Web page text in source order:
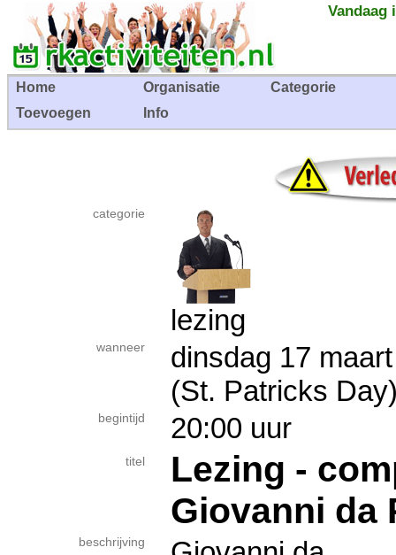
Vandaag
Home Organisatie
Categorie
Toevoegen
Info
categorie
lezing
wanneer
dinsdag 17
(St. Patricks
begintijd 20:00 uur
titel
Lezing -
Giovanni da
beschrijving